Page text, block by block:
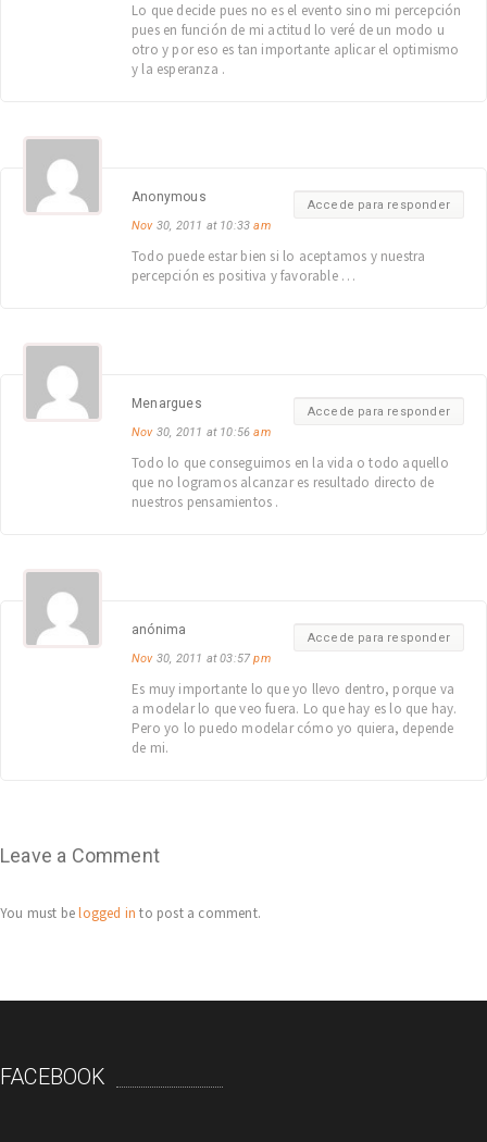
Lo que decide pues no es el evento sino mi percepción
pues en función de mi actitud lo veré de un modo u
otro y por eso es tan importante aplicar el optimismo
y la esperanza .
Accede para responder
Anonymous
Nov30, 2011 at 10:33am
Todo puede estar bien si lo aceptamos y nuestra
percepción es positiva y favorable …
Accede para responder
Menargues
Nov30, 2011 at 10:56am
Todo lo que conseguimos en la vida o todo aquello
que no logramos alcanzar es resultado directo de
nuestros pensamientos .
Accede para responder
anónima
Nov30, 2011 at 03:57pm
Es muy importante lo que yo llevo dentro, porque va
a modelar lo que veo fuera. Lo que hay es lo que hay.
Pero yo lo puedo modelar cómo yo quiera, depende
de mi.
Leave a Comment
You must belogged in to post a comment.
FACEBOOK